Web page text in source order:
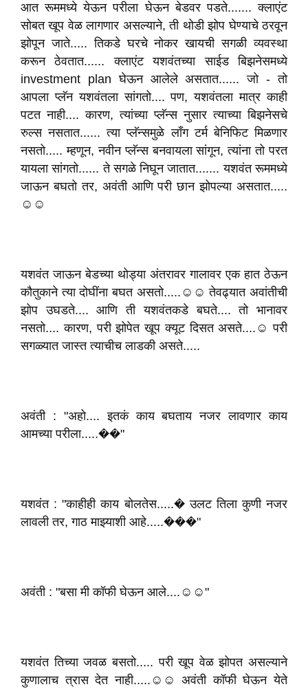
आत रूममध्ये येऊन परीला घेऊन बेडवर पडते....... क्लाएंट
सोबत खूप वेळ लागणार असल्याने, ती थोडी झोप घेण्याचे ठरवून
झोपून जाते..... तिकडे घरचे नोकर खायची सगळी व्यवस्था
करून ठेवतात...... क्लाएंट यशवंतच्या साईड बिझनेसमध्ये
investment plan घेऊन आलेले असतात...... जो - तो
आपला प्लॅन यशवंतला सांगतो.... पण, यशवंतला मात्र काही
पटत नाही.... कारण, त्यांच्या प्लॅन्स नुसार त्याच्या बिझनेसचे
रुल्स नसतात...... त्या प्लॅन्समुळे लाँग टर्म बेनिफिट मिळणार
नसतो..... म्हणून, नवीन प्लॅन्स बनवायला सांगून, त्यांना तो परत
यायला सांगतो...... ते सगळे निघून जातात....... यशवंत रूममध्ये
जाऊन बघतो तर, अवंती आणि परी छान झोपल्या असतात.....
☺️☺️
यशवंत जाऊन बेडच्या थोड्या अंतरावर गालावर एक हात ठेऊन
कौतुकाने त्या दोघींना बघत असतो.....☺️☺️ तेवढ्यात अवांतीची
झोप उघडते.... आणि ती यशवंतकडे बघते.... तो भानावर
नसतो.... कारण, परी झोपेत खूप क्यूट दिसत असते....☺️ परी
सगळ्यात जास्त त्याचीच लाडकी असते.....
अवंती : "अहो.... इतकं काय बघताय नजर लावणार काय
आमच्या परीला.....��"
यशवंत : "काहीही काय बोलतेस.....� उलट तिला कुणी नजर
लावली तर, गाठ माझ्याशी आहे.....���"
अवंती : "बसा मी कॉफी घेऊन आले....☺️☺️"
यशवंत तिच्या जवळ बसतो..... परी खूप वेळ झोपत असल्याने
कुणालाच त्रास देत नाही.....☺️☺️ अवंती कॉफी घेऊन येते